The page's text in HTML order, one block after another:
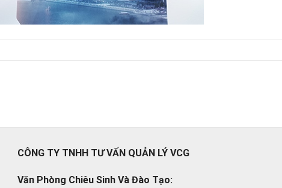
CÔNG TY TNHH TƯ VẤN QUẢN LÝ VCG
Văn Phòng Chiêu Sinh Và Đào Tạo: